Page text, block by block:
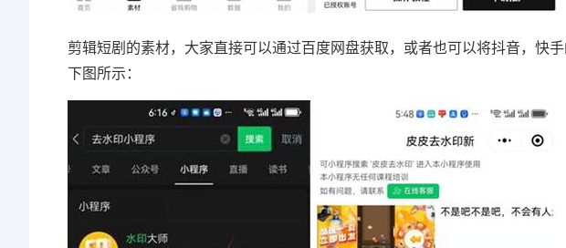
剪辑短剧的素材，大家直接可以通过百度网盘获取，或者也可以将抖音，快
下图所示：